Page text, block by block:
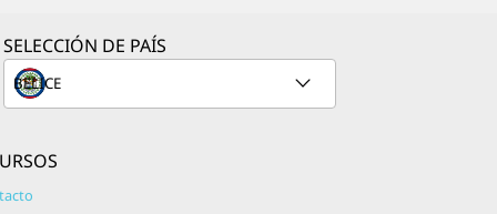
la forma en que experimenta la música y
avanzar en la industria del entretenimiento
digital a través de la innovación y la
tecnología galardonada.
Wattpad
Aunque utilizado por muchos autores
SELECCIÓN DE PAÍS